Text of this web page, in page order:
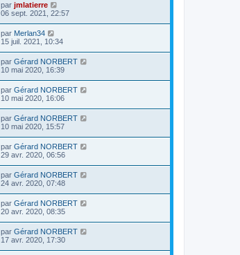
par jmlatierre
06 sept. 2021, 22:57
par Merlan34
15 juil. 2021, 10:34
par Gérard NORBERT
10 mai 2020, 16:39
par Gérard NORBERT
10 mai 2020, 16:06
par Gérard NORBERT
10 mai 2020, 15:57
par Gérard NORBERT
29 avr. 2020, 06:56
par Gérard NORBERT
24 avr. 2020, 07:48
par Gérard NORBERT
20 avr. 2020, 08:35
par Gérard NORBERT
17 avr. 2020, 17:30